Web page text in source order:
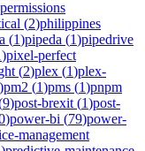
permissions
(2)philippines
(1)pipeda (1)pipedrive
)pixel-perfect
(2)plex (1)plex-
)pm2 (1)pms (1)pnpm
9)post-brexit (1)post-
)power-bi (79)power-
management